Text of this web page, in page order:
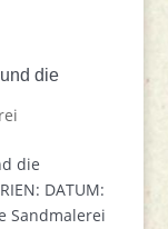
die
die
DATUM:
Sandmalerei